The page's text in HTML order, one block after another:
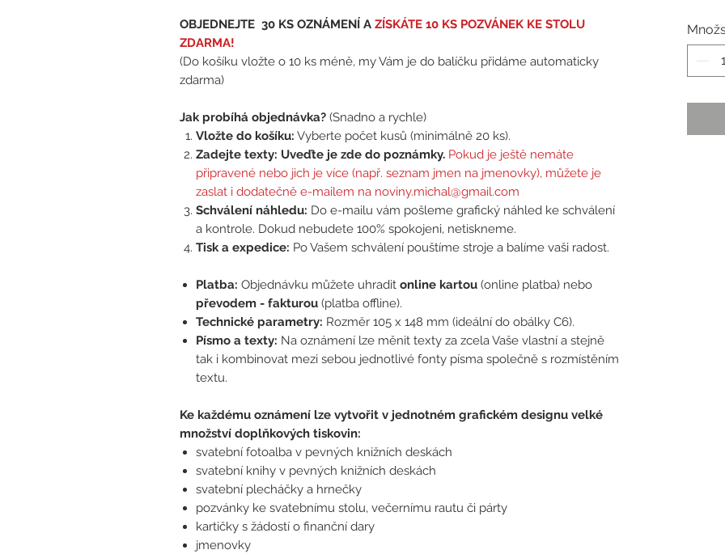
OBJEDNEJTE 30 KS OZNÁMENÍ A ZÍSKÁTE 10 KS POZVÁNEK KE STOLU
ZDARMA!
(Do košíku vložte o 10 ks méně, my Vám je do balíčku přidáme automaticky
zdarma)
Jak probíhá objednávka? (Snadno a rychle)
Vložte do košíku: Vyberte počet kusů (minimálně 20 ks).
Zadejte texty: Uveďte je zde do poznámky. Pokud je ještě nemáte
připravené nebo jich je více (např. seznam jmen na jmenovky), můžete je
zaslat i dodatečně e-mailem na noviny.michal@gmail.com
Schválení náhledu: Do e-mailu vám pošleme grafický náhled ke schválení
a kontrole. Dokud nebudete 100% spokojeni, netiskneme.
Tisk a expedice: Po Vašem schválení pouštíme stroje a balíme vaši radost.
Platba: Objednávku můžete uhradit online kartou (online platba) nebo
převodem - fakturou (platba offline).
Technické parametry: Rozměr 105 x 148 mm (ideální do obálky C6).
Písmo a texty: Na oznámení lze měnit texty za zcela Vaše vlastní a stejně
tak i kombinovat mezi sebou jednotlivé fonty písma společně s rozmístěním
textu.
Ke každému oznámení lze vytvořit v jednotném grafickém designu velké
množství doplňkových tiskovin:
svatební fotoalba v pevných knižních deskách
svatební knihy v pevných knižních deskách
svatební plecháčky a hrnečky
pozvánky ke svatebnímu stolu, večernímu rautu či párty
kartičky s žádostí o finanční dary
jmenovky